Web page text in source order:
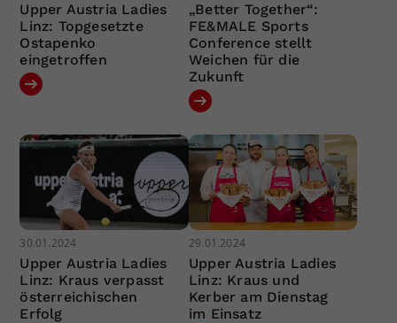
Upper Austria Ladies
Linz: Topgesetzte
Ostapenko
eingetroffen
„Better Together“:
FE&MALE Sports
Conference stellt
Weichen für die
Zukunft
30.01.2024
Upper Austria Ladies
Linz: Kraus verpasst
österreichischen
Erfolg
29.01.2024
Upper Austria Ladies
Linz: Kraus und
Kerber am Dienstag
im Einsatz